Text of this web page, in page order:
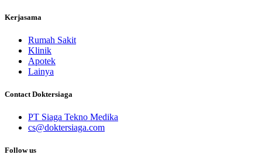
Kerjasama
Rumah Sakit
Klinik
Apotek
Lainya
Contact Doktersiaga
PT Siaga Tekno Medika
cs@doktersiaga.com
Follow us